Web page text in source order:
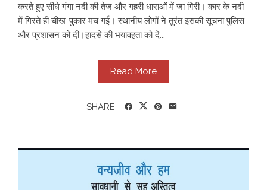
करते हुए सीधे गंगा नदी की तेज और गहरी धाराओं में जा गिरी। कार के नदी
में गिरते ही चीख-पुकार मच गई। स्थानीय लोगों ने तुरंत इसकी सूचना पुलिस
और प्रशासन को दी। ​ ​हादसे की भयावहता को दे...
Read More
SHARE